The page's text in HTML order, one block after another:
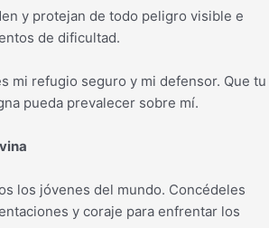
y protejan de todo peligro visible e
de dificultad.
mi refugio seguro y mi defensor. Que tu
pueda prevalecer sobre mí.
los jóvenes del mundo. Concédeles
y coraje para enfrentar los